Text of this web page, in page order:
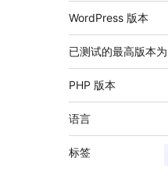
WordPress 版本
已测试的最高版本为
PHP 版本
语言
标签